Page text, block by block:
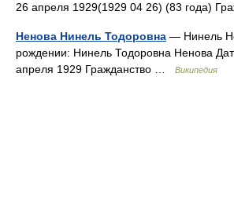
26 апреля 1929(1929 04 26) (83 года)
Ненова Нинель Тодоровна — Нинель
рождении: Нинель Тодоровна Ненова
апреля 1929 Гражданство …
Википедия